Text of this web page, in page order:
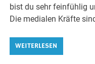
bist du sehr feinfühlig
Die medialen Kräfte
WEITERLESEN